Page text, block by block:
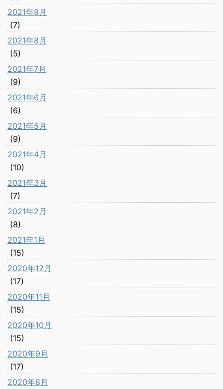
2021年9月
(7)
2021年8月
(5)
2021年7月
(9)
2021年6月
(6)
2021年5月
(9)
2021年4月
(10)
2021年3月
(7)
2021年2月
(8)
2021年1月
(15)
2020年12月
(17)
2020年11月
(15)
2020年10月
(15)
2020年9月
(17)
2020年8月